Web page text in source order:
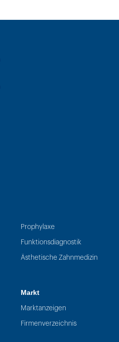
Prophylaxe
Funktionsdiagnostik
Ästhetische Zahnmedizin
Markt
Marktanzeigen
Firmenverzeichnis